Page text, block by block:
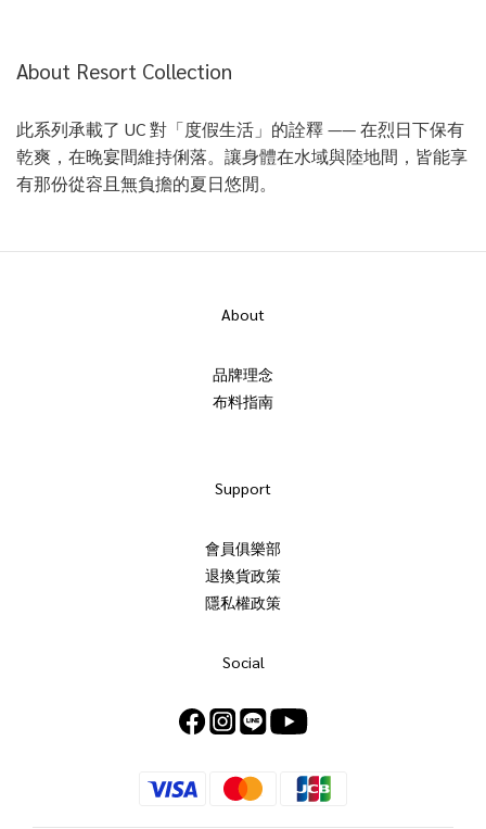
About Resort Collection
此系列承載了 UC 對「度假生活」的詮釋 —— 在烈日下保有
乾爽，在晚宴間維持俐落。讓身體在水域與陸地間，皆能享
有那份從容且無負擔的夏日悠閒。
About
品牌理念
布料指南
Support
會員俱樂部
退換貨政策
隱私權政策
Social